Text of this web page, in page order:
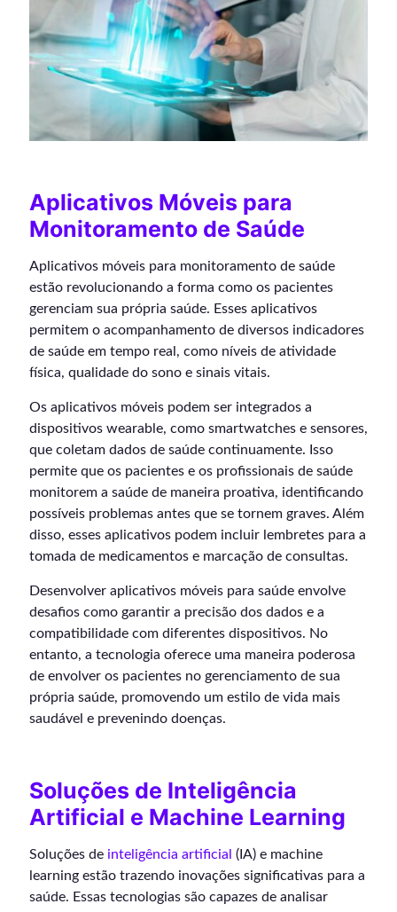
Aplicativos Móveis para
Monitoramento de Saúde
Aplicativos móveis para monitoramento de saúde
estão revolucionando a forma como os pacientes
gerenciam sua própria saúde. Esses aplicativos
permitem o acompanhamento de diversos indicadores
de saúde em tempo real, como níveis de atividade
física, qualidade do sono e sinais vitais.
Os aplicativos móveis podem ser integrados a
dispositivos wearable, como smartwatches e sensores,
que coletam dados de saúde continuamente. Isso
permite que os pacientes e os profissionais de saúde
monitorem a saúde de maneira proativa, identificando
possíveis problemas antes que se tornem graves. Além
disso, esses aplicativos podem incluir lembretes para a
tomada de medicamentos e marcação de consultas.
Desenvolver aplicativos móveis para saúde envolve
desafios como garantir a precisão dos dados e a
compatibilidade com diferentes dispositivos. No
entanto, a tecnologia oferece uma maneira poderosa
de envolver os pacientes no gerenciamento de sua
própria saúde, promovendo um estilo de vida mais
saudável e prevenindo doenças.
Soluções de Inteligência
Artificial e Machine Learning
Soluções de inteligência artificial (IA) e machine
learning estão trazendo inovações significativas para a
saúde. Essas tecnologias são capazes de analisar